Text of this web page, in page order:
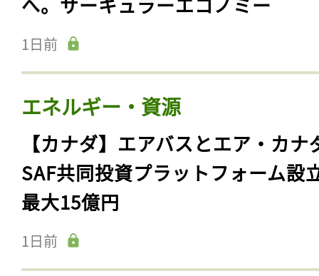
1日前
エネルギー・資源
【カナダ】エアバスとエア・カナ
SAF共同投資プラットフォーム設
最大15億円
1日前